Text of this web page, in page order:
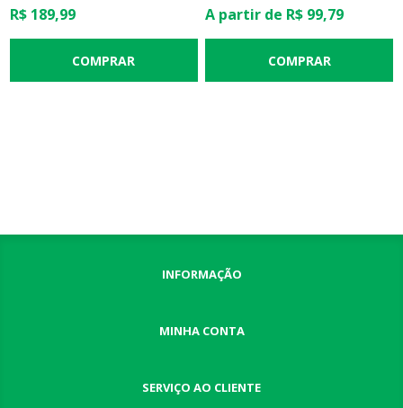
R$ 189,99 A partir de R$ 99,79
INFORMAÇÃO
MINHA CONTA
SERVIÇO AO CLIENTE